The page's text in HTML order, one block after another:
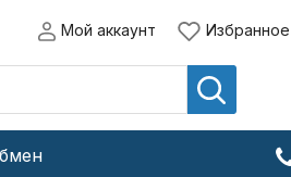
Мой аккаунт